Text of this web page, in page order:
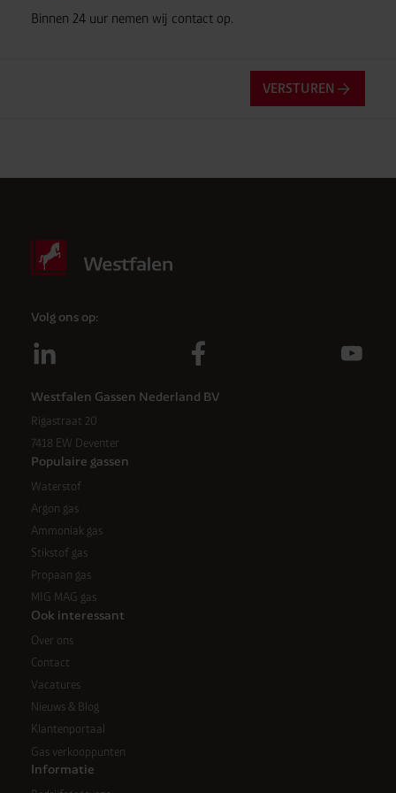
Binnen 24 uur nemen wij contact op.
VERSTUREN
Volg ons op:
Westfalen Gassen Nederland BV
Rigastraat 20
7418 EW Deventer
Populaire gassen
Waterstof
Argon gas
Ammoniak gas
Stikstof gas
Propaan gas
MIG MAG gas
Ook interessant
Over ons
Contact
Vacatures
Nieuws & Blog
Klantenportaal
Gas verkooppunten
Informatie